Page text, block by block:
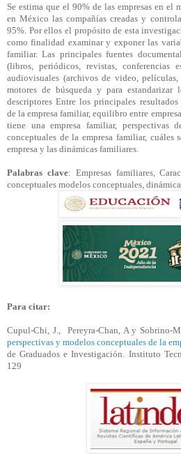
Se estima que el 90% de las empresas en el
en México las compañías creadas y
95%. Por ellos el propósito de esta
como finalidad examinar y exponer las
familiar. Las principales fuentes
(libros, periódicos, revistas, conferencias
audiovisuales (archivos de video,
motores de búsqueda y para estandarizar
descriptores Entre los principales
de la empresa familiar, equilibro entre
tiene una empresa familiar, perspectivas
conceptuales de la empresa familiar, cuáles
empresa y las dinámicas familiares.
Palabras clave: Empresas familiares,
conceptuales modelos conceptuales,
Para citar:
Cupul-Chi, J., Pereyra-Chan, A y Sobrino-
perspectivas y modelos conceptuales de la
de Graduados e Investigación. Instituto
129